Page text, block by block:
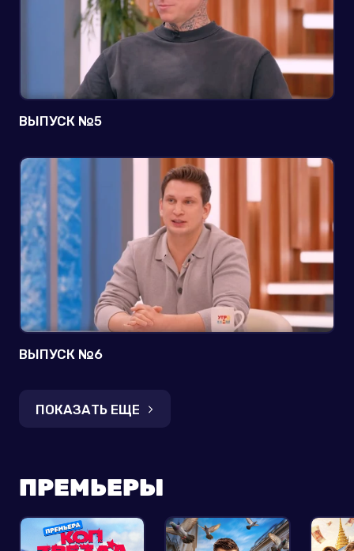
ВЫПУСК №5
ВЫПУСК №6
ПОКАЗАТЬ ЕЩЕ
ПРЕМЬЕРЫ